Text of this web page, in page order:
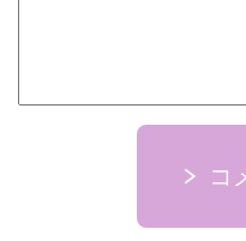
コ